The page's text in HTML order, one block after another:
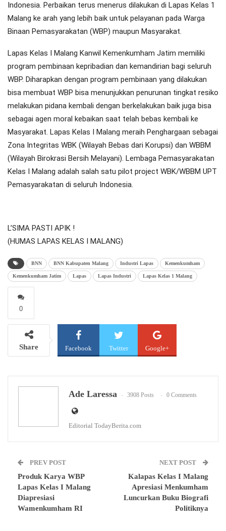
Indonesia. Perbaikan terus menerus dilakukan di Lapas Kelas 1
Malang ke arah yang lebih baik untuk pelayanan pada Warga
Binaan Pemasyarakatan (WBP) maupun Masyarakat.
Lapas Kelas I Malang Kanwil Kemenkumham Jatim memiliki
program pembinaan kepribadian dan kemandirian bagi seluruh
WBP. Diharapkan dengan program pembinaan yang dilakukan
bisa membuat WBP bisa menunjukkan penurunan tingkat resiko
melakukan pidana kembali dengan berkelakukan baik juga bisa
sebagai agen moral kebaikan saat telah bebas kembali ke
Masyarakat. Lapas Kelas I Malang meraih Penghargaan sebagai
Zona Integritas WBK (Wilayah Bebas dari Korupsi) dan WBBM
(Wilayah Birokrasi Bersih Melayani). Lembaga Pemasyarakatan
Kelas I Malang adalah salah satu pilot project WBK/WBBM UPT
Pemasyarakatan di seluruh Indonesia.
L’SIMA PASTI APIK !
(HUMAS LAPAS KELAS I MALANG)
BNN BNN Kabupaten Malang Industri Lapas Kemenkumham
Kemenkumham Jatim Lapas Lapas Industri Lapas Kelas 1 Malang
0
Share Facebook Twitter Google+
Ade Laressa 3908 Posts 0 Comments
Editorial TodayBerita.com
PREV POST
Produk Karya WBP
Lapas Kelas I Malang
Diapresiasi
Wamenkumham RI
NEXT POST
Kalapas Kelas I Malang
Apresiasi Menkumham
Luncurkan Buku Biografi
Politiknya